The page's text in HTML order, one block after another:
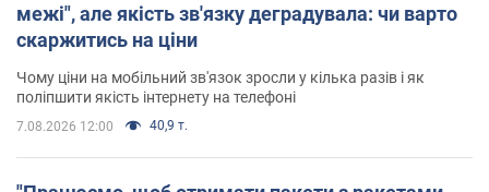
межі", але якість зв'язку деградувала: чи варто
скаржитись на ціни
Чому ціни на мобільний зв'язок зросли у кілька разів і як
поліпшити якість інтернету на телефоні
7.08.2026 12:00 40,9 т.